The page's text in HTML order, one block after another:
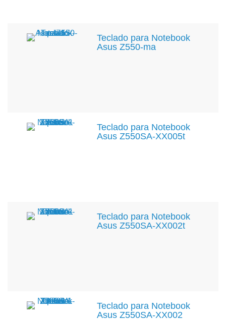
Teclado para Notebook
Asus Z550-ma
Teclado para Notebook
Asus Z550SA-XX005t
Teclado para Notebook
Asus Z550SA-XX002t
Teclado para Notebook
Asus Z550SA-XX002